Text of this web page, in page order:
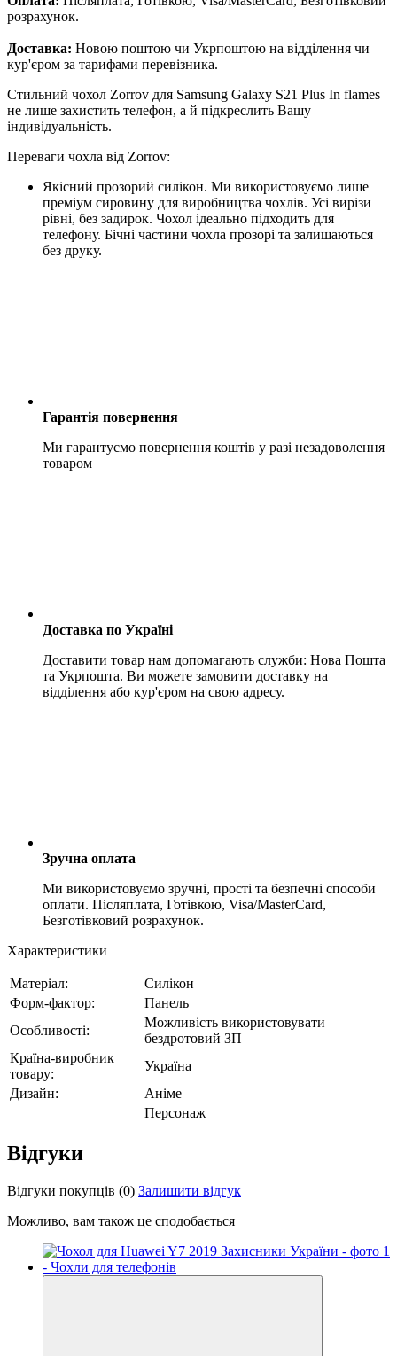
розрахунок.
Доставка: Новою поштою чи Укрпоштою на відділення чи
кур'єром за тарифами перевізника.
Стильний чохол Zorrov для Samsung Galaxy S21 Plus In flames
не лише захистить телефон, а й підкреслить Вашу
індивідуальність.
Переваги чохла від Zorrov:
Якісний прозорий силікон. Ми використовуємо лише
преміум сировину для виробництва чохлів. Усі вирізи
рівні, без задирок. Чохол ідеально підходить для
телефону. Бічні частини чохла прозорі та залишаються
без друку.
Гарантія повернення
Ми гарантуємо повернення коштів у разі незадоволення
товаром
Доставка по Україні
Доставити товар нам допомагають служби: Нова Пошта
та Укрпошта. Ви можете замовити доставку на
відділення або кур'єром на свою адресу.
Зручна оплата
Ми використовуємо зручні, прості та безпечні способи
оплати. Післяплата, Готівкою, Visa/MasterCard,
Безготівковий розрахунок.
Характеристики
Матеріал:
Силікон
Форм-фактор:
Панель
Особливості:
Можливість використовувати
бездротовий ЗП
Країна-виробник
товару:
Україна
Дизайн:
Аніме
Персонаж
Відгуки
Відгуки покупців (0) Залишити відгук
Можливо, вам також це сподобається